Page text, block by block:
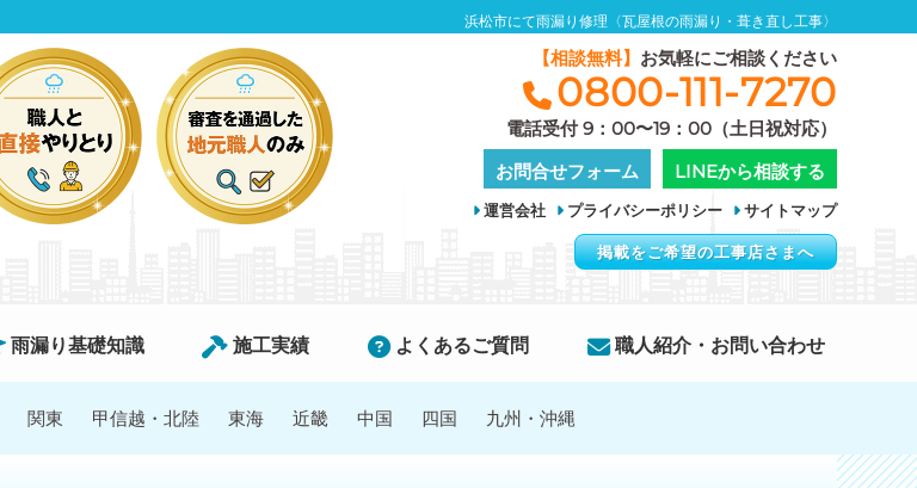
浜松市にて雨漏り修理〈瓦屋根の雨漏り・葺き直し工事〉
【相談無料】 お気軽にご相談ください
0800-111-7270
電話受付 9：00〜19：00（土日祝対応）
お問合せフォーム
LINEから相談する
運営会社 プライバシーポリシー サイトマップ
掲載をご希望の工事店さまへ
雨漏り基礎知識 施工実績 よくあるご質問 職人紹介・お問い合わせ
関東 甲信越・北陸 東海 近畿 中国 四国 九州・沖縄